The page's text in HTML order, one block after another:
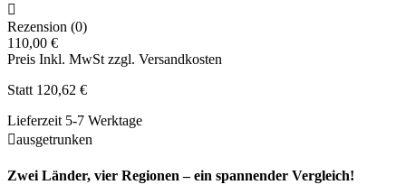

Rezension (0)
110,00 €
Preis Inkl. MwSt zzgl. Versandkosten
Statt 120,62 €
Lieferzeit 5-7 Werktage
ausgetrunken
Zwei Länder, vier Regionen – ein spannender Vergleich!